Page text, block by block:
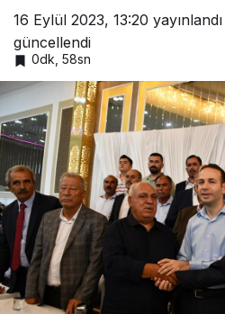
16 Eylül 2023, 13:20 yayınlandı
güncellendi
0dk, 58sn